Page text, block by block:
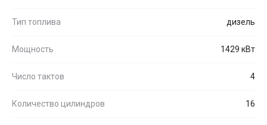
Тип топлива дизель
Мощность 1429 кВт
Число тактов 4
Количество цилиндров 16